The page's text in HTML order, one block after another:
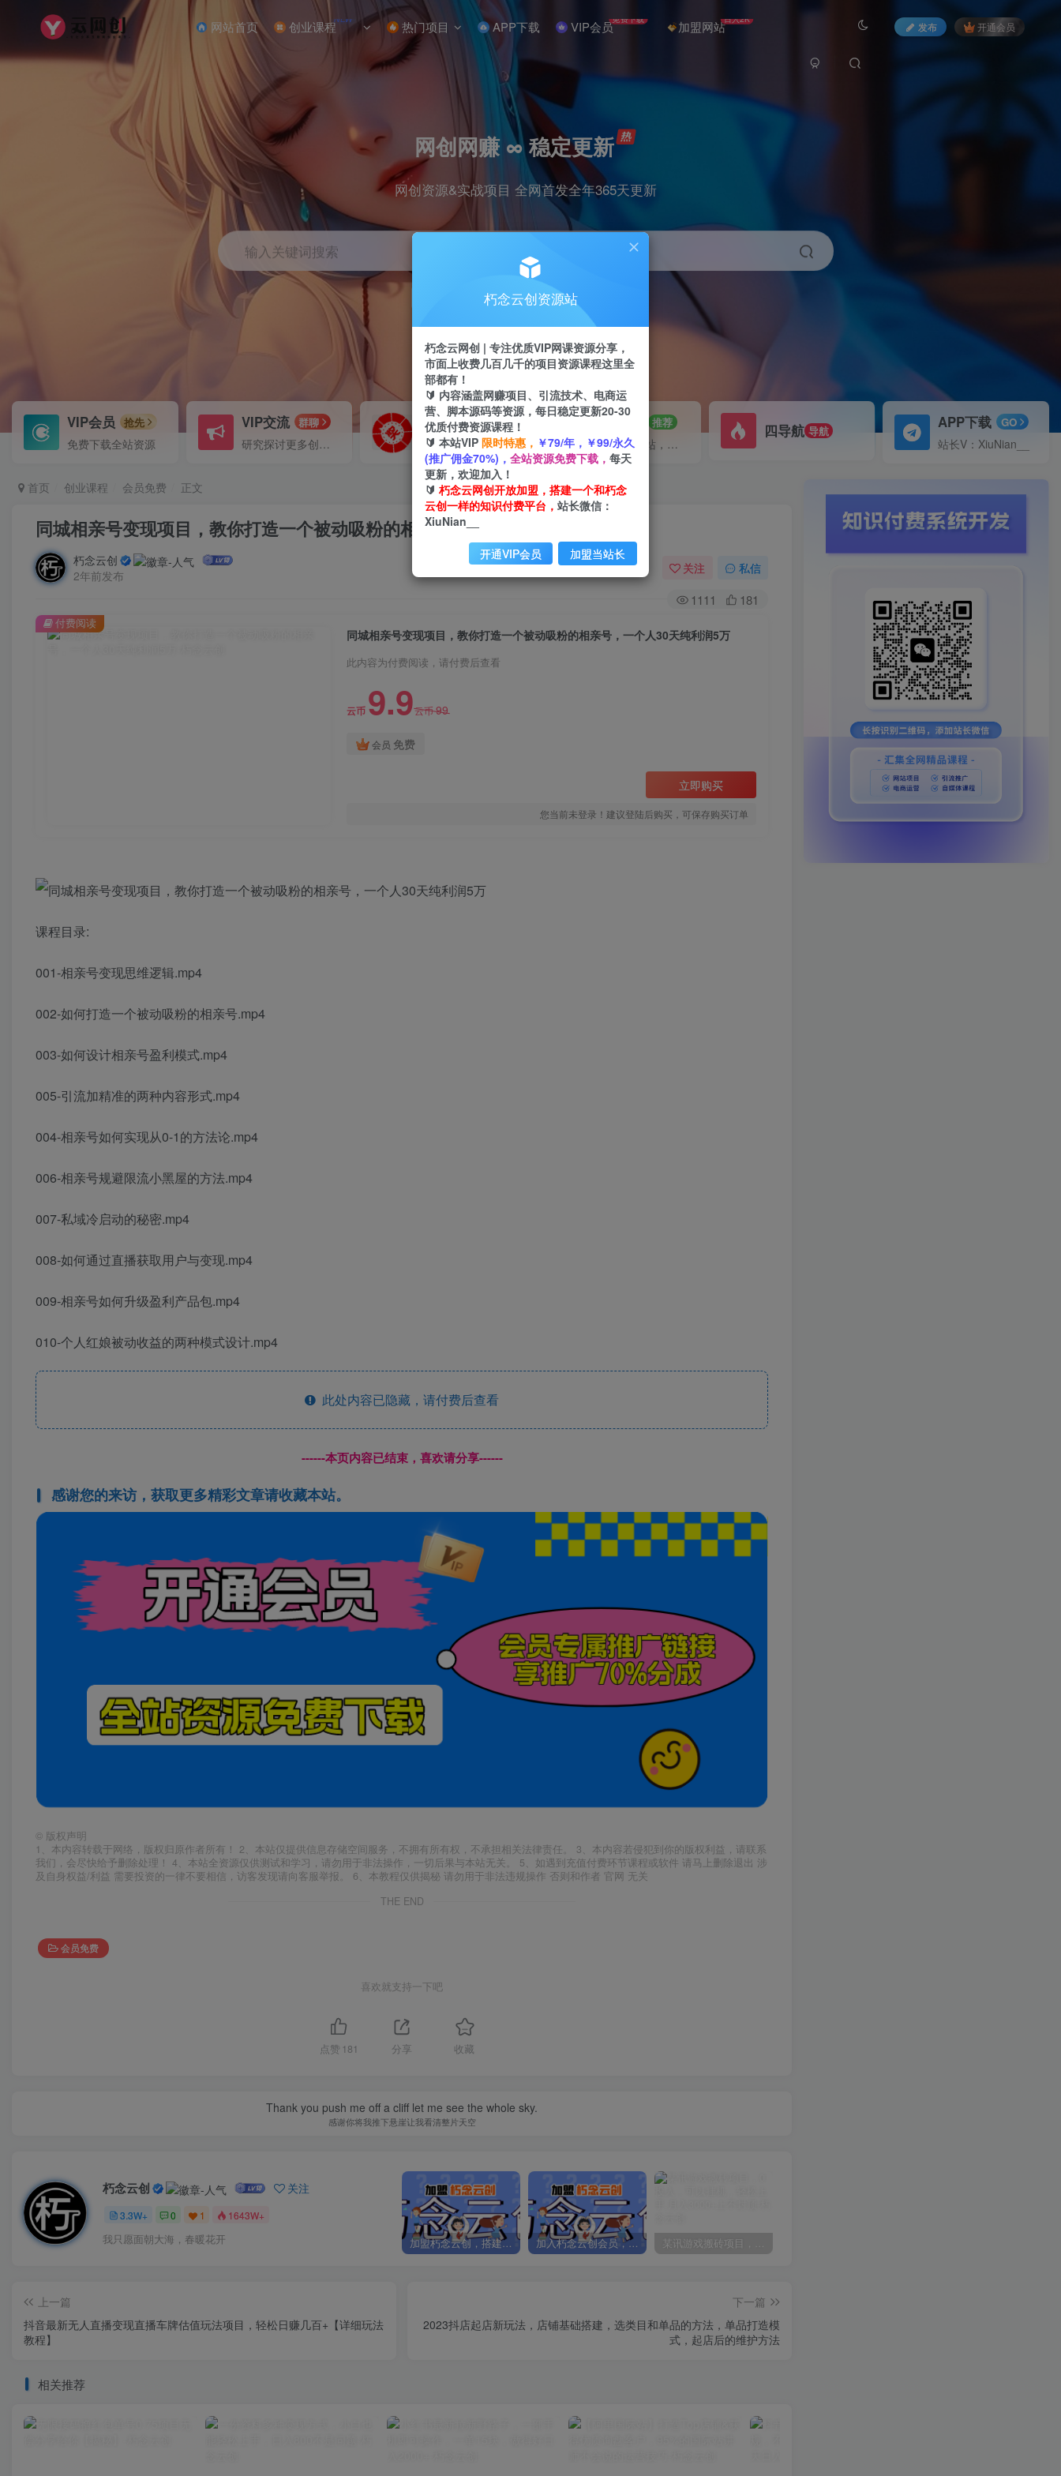
网站首页 创业课程NEW 热门项目 APP下载 VIP会员免费下载 加盟网站日入2K
发布 开通会员
网创网赚 ∞ 稳定更新
网创资源&实战项目 全网首发全年365天更新
输入关键词搜索
小红书 挂机 快手
VIP会员 抢先
免费下载全站资源
VIP交流 群聊
研究探讨更多创业项目路子。
VIP推广
70%分佣
会员专属推广链接
招募站长 推荐
搭建同款网站，自己当老板
四导航 导航 APP下载 GO
站长V：XiuNian__
首页 创业课程 会员免费 正文
同城相亲号变现项目，教你打造一个被动吸粉的相亲号，一个人30天纯利润5万
朽念云创
2年前发布
关注 私信
1111 181
同城相亲号变现项目，教你打造一个被动吸粉的相亲号，一个人30天纯利润5万
此内容为付费阅读，请付费后查看
云币 9.9云币99
会员 免费
立即购买
您当前未登录！建议登陆后购买，可保存购买订单
付费阅读
课程目录:
001-相亲号变现思维逻辑.mp4
002-如何打造一个被动吸粉的相亲号.mp4
003-如何设计相亲号盈利模式.mp4
005-引流加精准的两种内容形式.mp4
004-相亲号如何实现从0-1的方法论.mp4
006-相亲号规避限流小黑屋的方法.mp4
007-私域冷启动的秘密.mp4
008-如何通过直播获取用户与变现.mp4
009-相亲号如何升级盈利产品包.mp4
010-个人红娘被动收益的两种模式设计.mp4
此处内容已隐藏，请付费后查看
------本页内容已结束，喜欢请分享------
感谢您的来访，获取更多精彩文章请收藏本站。
© 版权声明
1、本内容转载于网络，版权归原作者所有！ 2、本站仅提供信息存储空间服务，不拥有所有权，不承担相关法律责任。 3、本内容若侵犯到你的版权利益，请联系
我们，会尽快给予删除处理！ 4、本站全资源仅供测试和学习，请勿用于非法操作，一切后果与本站无关。 5、如遇到充值付费环节课程或软件 请马上删除退出 涉
及自身权益/利益 需要投资的一律不要相信，访客发现请向客服举报。 6、本教程仅供揭秘 请勿用于非法违规操作 否则和作者 官网 无关
THE END
会员免费
喜欢就支持一下吧
点赞 181 分享 收藏
Thank you push me off a cliff let me see the whole sky.
感谢你将我推下悬崖让我看清整片天空
朽念云创 关注
3.3W+ 0 1 1643W+
我只愿面朝大海，春暖花开 加盟朽念云创，搭建同款项目资源站，实现日入2000+ 加入朽念云创会员，全站资源免费学习。 某讯游戏搬砖项目，0投入，可以挂机，轻松上手,月入3000+上不封顶
上一篇
抖音最新无人直播变现直播车牌估值玩法项目，轻松日赚几百+【详细玩法
教程】
下一篇
2023抖店起店新玩法，店铺基础搭建，选类目和单品的方法，单品打造模
式，起店后的维护方法
相关推荐
朽念云创资源站
朽念云网创 | 专注优质VIP网课资源分享，
市面上收费几百几千的项目资源课程这里全
部都有！
🔰 内容涵盖网赚项目、引流技术、电商运
营、脚本源码等资源，每日稳定更新20-30
优质付费资源课程！
🔰 本站VIP 限时特惠， ￥79/年，￥99/永久
(推广佣金70%)， 全站资源免费下载， 每天
更新，欢迎加入！
🔰 朽念云网创开放加盟，搭建一个和朽念
云创一样的知识付费平台， 站长微信：
XiuNian__
开通VIP会员 加盟当站长